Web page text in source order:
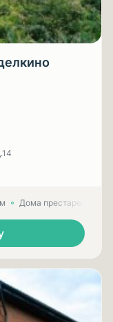
Дома престарелых